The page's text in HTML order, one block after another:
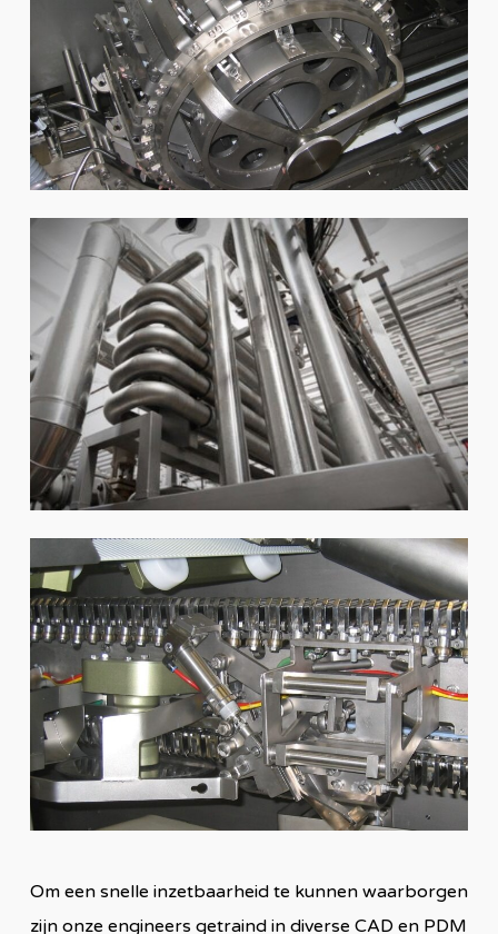
Om een snelle inzetbaarheid te kunnen waarborgen
zijn onze engineers getraind in diverse CAD en PDM